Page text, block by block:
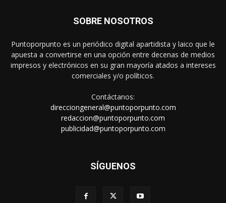
SOBRE NOSOTROS
Puntoporpunto es un periódico digital apartidista y laico que le
apuesta a convertirse en una opción entre decenas de medios
impresos y electrónicos en su gran mayoría atados a intereses
comerciales y/o políticos.
Contáctanos:
direcciongeneral@puntoporpunto.com
redaccion@puntoporpunto.com
publicidad@puntoporpunto.com
SÍGUENOS